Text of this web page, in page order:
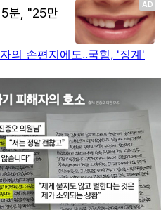
의 손편지에도..국힘, '징계'